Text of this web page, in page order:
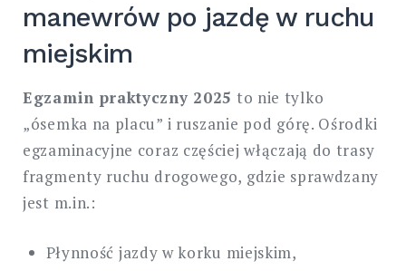
manewrów po jazdę w ruchu
miejskim
Egzamin praktyczny 2025 to nie tylko
„ósemka na placu” i ruszanie pod górę. Ośrodki
egzaminacyjne coraz częściej włączają do trasy
fragmenty ruchu drogowego, gdzie sprawdzany
jest m.in.:
Płynność jazdy w korku miejskim,